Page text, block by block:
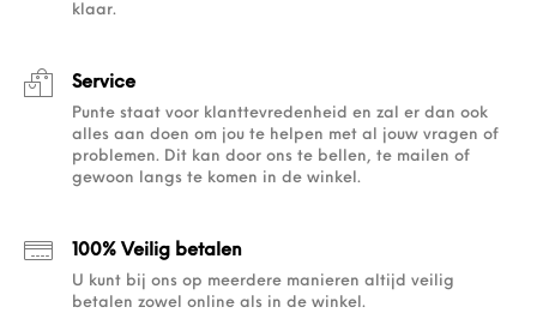
klaar.
Service
Punte staat voor klanttevredenheid en zal er dan ook
alles aan doen om jou te helpen met al jouw vragen of
problemen. Dit kan door ons te bellen, te mailen of
gewoon langs te komen in de winkel.
100% Veilig betalen
U kunt bij ons op meerdere manieren altijd veilig
betalen zowel online als in de winkel.